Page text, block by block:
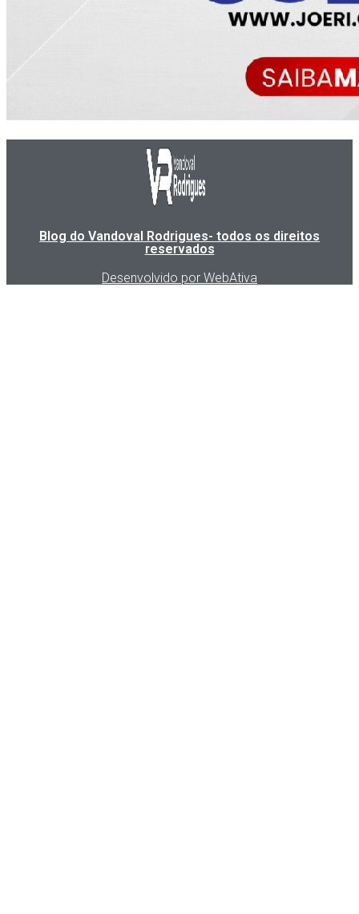
Blog do Vandoval Rodrigues- todos os direitos
reservados
Desenvolvido por WebAtiva